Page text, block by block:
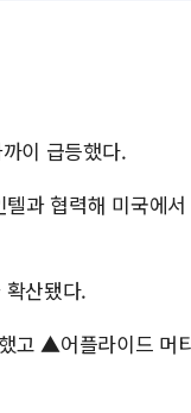
이 급등했다.
과 협력해 미국에
산됐다.
고 ▲어플라이드 머